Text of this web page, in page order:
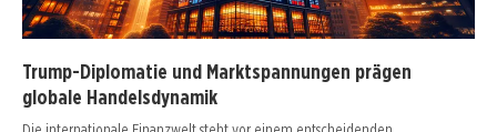
Trump-Diplomatie und Marktspannungen prägen
globale Handelsdynamik